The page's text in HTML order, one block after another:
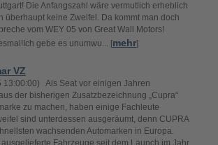
Die Anfangszahl wäre vermutlich erheblich
überhaupt keine Zweifel. Da kommt man doch
vom WEY 05 von Great Wall Motors!
gebe es unumwu... [mehr]
VZ
13:00:00) Als Seat vor einigen Jahren
der bisherigen Zusatzbezeichnung „Cupra“
zu machen, haben einige Fachleute
sind unterdessen ausgeräumt, denn CUPRA
wachsenden Automarken in Europa.
Fahrzeuge seit dem Launch im Jahr